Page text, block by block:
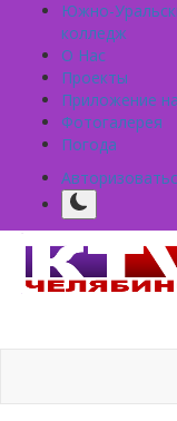
Южно-
колледж
О Нас
Проекты
Приложение
Фотогалерея
Погода